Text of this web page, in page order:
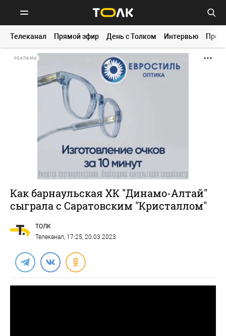
Телеканал Прямой эфир День с Толком Интервью
РЕКЛАМА
Как барнаульская ХК "Динамо-Алтай"
сыграла с Саратовским "Кристаллом"
ТОЛК
Телеканал, 17:25, 20.03.2023